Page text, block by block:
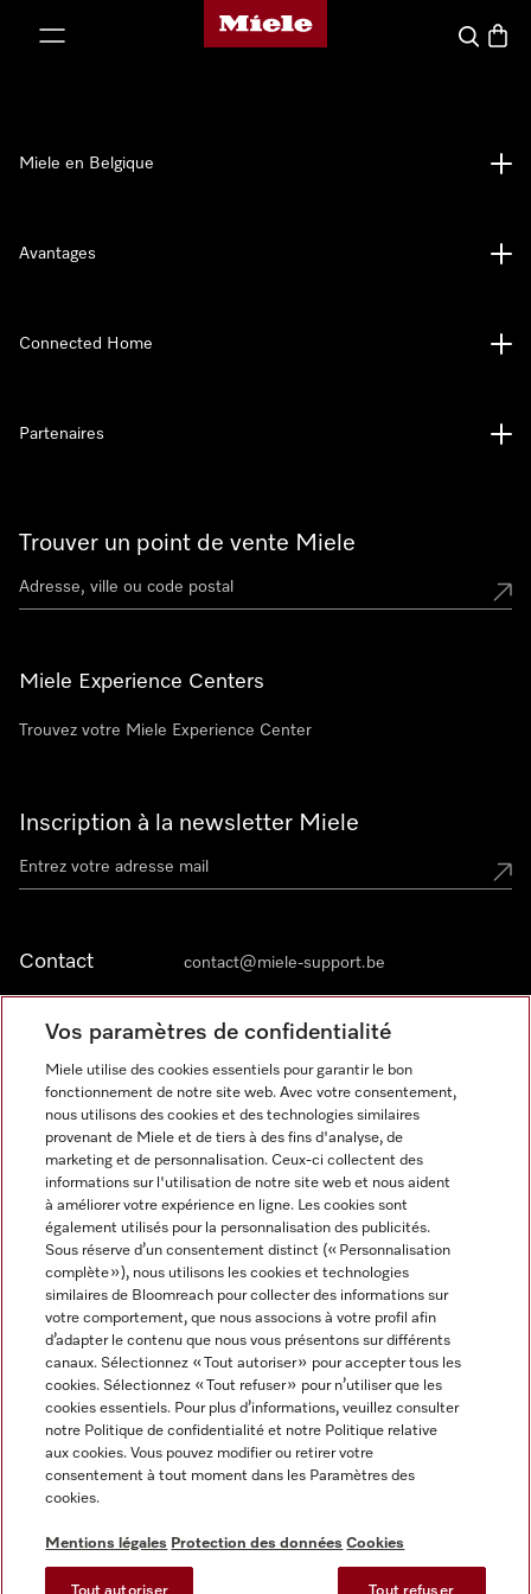
Page d'accueil de Miele
Search
Trouver un point de vente Miele
Miele Experience Centers
Trouvez votre Miele Experience Center
Inscription à la newsletter Miele
Contact contact@miele-support.be
Langue
FRANÇAIS
Miele en Belgique
Avantages
Connected Home
Partenaires
Informations légales
CGV
Protection des données
Conditions d’utilisation
Digital Services Act
Miele sur Facebook
Miele sur Youtube
Miele sur Instagram
Miele sur Pinterest
Vos paramètres de confidentialité
Miele utilise des cookies essentiels pour garantir le bon
fonctionnement de notre site web. Avec votre consentement,
nous utilisons des cookies et des technologies similaires
provenant de Miele et de tiers à des fins d'analyse, de
marketing et de personnalisation. Ceux-ci collectent des
informations sur l'utilisation de notre site web et nous aident
à améliorer votre expérience en ligne. Les cookies sont
également utilisés pour la personnalisation des publicités.
Sous réserve d’un consentement distinct (« Personnalisation
complète »), nous utilisons les cookies et technologies
similaires de Bloomreach pour collecter des informations sur
votre comportement, que nous associons à votre profil afin
d’adapter le contenu que nous vous présentons sur différents
canaux. Sélectionnez « Tout autoriser » pour accepter tous les
cookies. Sélectionnez « Tout refuser » pour n’utiliser que les
cookies essentiels. Pour plus d’informations, veuillez consulter
notre Politique de confidentialité et notre Politique relative
aux cookies. Vous pouvez modifier ou retirer votre
consentement à tout moment dans les Paramètres des
cookies.
Mentions légales Protection des données Cookies